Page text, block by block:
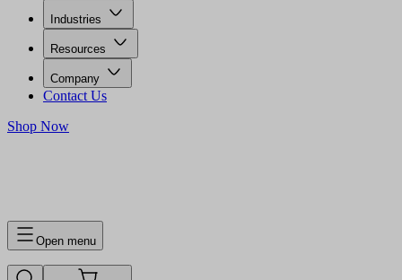
Industries
Resources
Company
Contact Us
Shop Now
Open menu